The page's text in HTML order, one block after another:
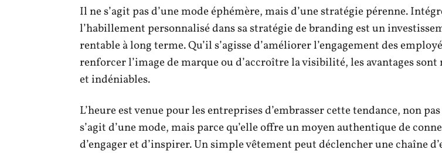
Il ne s’agit pas d’une mode éphémère, mais d’une stratégie pérenne.
l’habillement personnalisé dans sa stratégie de branding est un
rentable à long terme. Qu’il s’agisse d’améliorer l’engagement des
renforcer l’image de marque ou d’accroître la visibilité, les avantages
et indéniables.
L’heure est venue pour les entreprises d’embrasser cette tendance, non
s’agit d’une mode, mais parce qu’elle offre un moyen authentique de
d’engager et d’inspirer. Un simple vêtement peut déclencher une chaîne